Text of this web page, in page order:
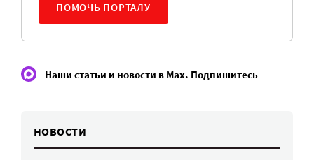
ПОМОЧЬ ПОРТАЛУ
Наши статьи и новости в Max. Подпишитесь
НОВОСТИ